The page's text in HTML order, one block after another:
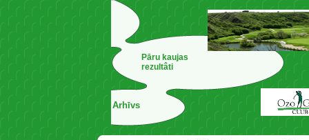
Arhīvs
Pāru kaujas
rezultâti